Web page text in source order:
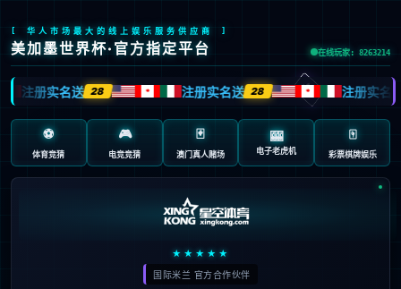
桐庐县人大常委会主任邵伟
斌走访调研XKTY制药
发布时间：2026-03-12 浏览次数：284